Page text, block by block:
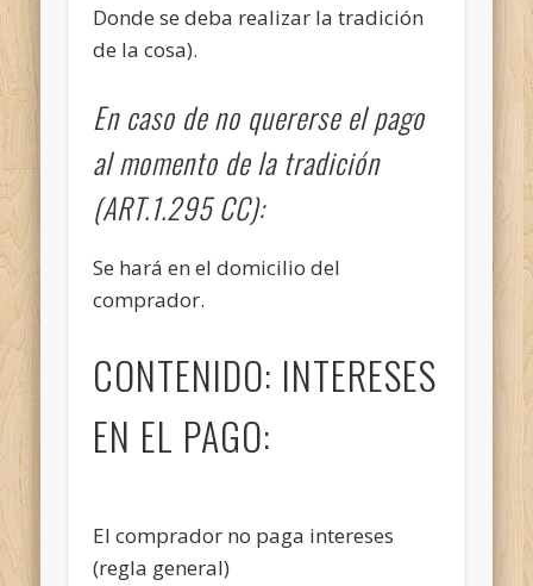
Donde se deba realizar la tradición
de la cosa).
En caso de no quererse el pago
al momento de la tradición
(ART.1.295 CC):
Se hará en el domicilio del
comprador.
CONTENIDO: INTERESES
EN EL PAGO:
El comprador no paga intereses
(regla general)